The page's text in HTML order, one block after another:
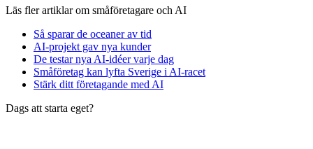
Läs fler artiklar om småföretagare och AI
Så sparar de oceaner av tid
AI-projekt gav nya kunder
De testar nya AI-idéer varje dag
Småföretag kan lyfta Sverige i AI-racet
Stärk ditt företagande med AI
Dags att starta eget?